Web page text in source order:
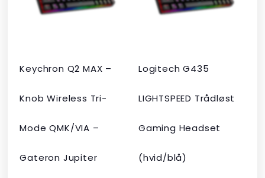
Keychron Q2 MAX –
Knob Wireless Tri-
Mode QMK/VIA –
Gateron Jupiter
kr. 2.190,00.
kr. 1.465,00.
Logitech G435
LIGHTSPEED Trådløst
Gaming Headset
(hvid/blå)
kr. 599,00.
kr. 399,00.